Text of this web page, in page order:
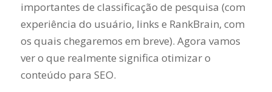
importantes de classificação de pesquisa (com
experiência do usuário, links e RankBrain, com
os quais chegaremos em breve). Agora vamos
ver o que realmente significa otimizar o
conteúdo para SEO.